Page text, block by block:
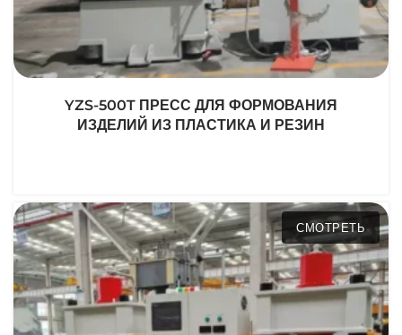
YZS-500T ПРЕСС ДЛЯ ФОРМОВАНИЯ
ИЗДЕЛИЙ ИЗ ПЛАСТИКА И РЕЗИН
СМОТРЕТЬ